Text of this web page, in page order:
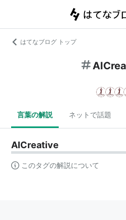
はてなブログ トップ
言葉の解説 ネットで話題
AICreative
このタグの解説について